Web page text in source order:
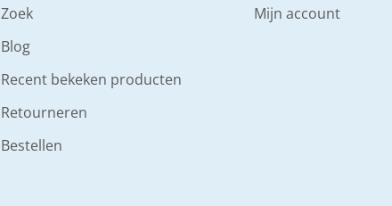
Zoek
Blog
Recent bekeken producten
Retourneren
Bestellen
Mijn account